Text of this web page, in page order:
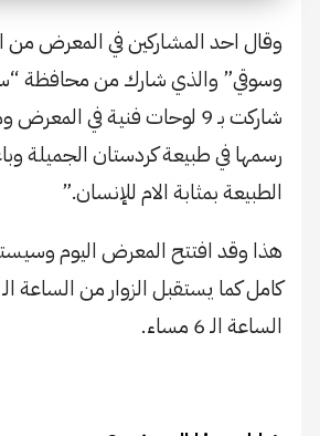
وقال احد المشاركين في المعرض من
وسوقي” والذي شارك من محافظة
شاركت بـ 9 لوحات فنية في
رسمها في طبيعة كردستان الجميلة
الطبيعة بمثابة الام للإنسان.”
هذا وقد افتتح المعرض اليوم
الساعة الـ 6 مساء.